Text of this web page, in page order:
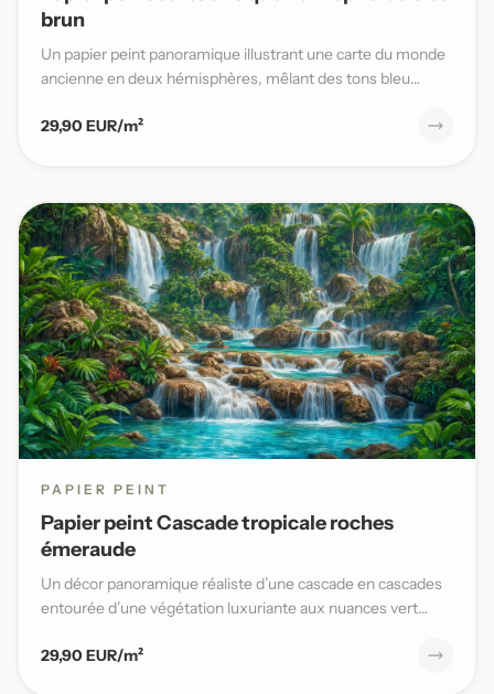
brun
Un papier peint panoramique illustrant une carte du monde
ancienne en deux hémisphères, mêlant des tons bleu
29,90 EUR/m²
PAPIER PEINT
Papier peint Cascade tropicale roches
émeraude
Un décor panoramique réaliste d’une cascade en cascades
entourée d’une végétation luxuriante aux nuances vert
29,90 EUR/m²